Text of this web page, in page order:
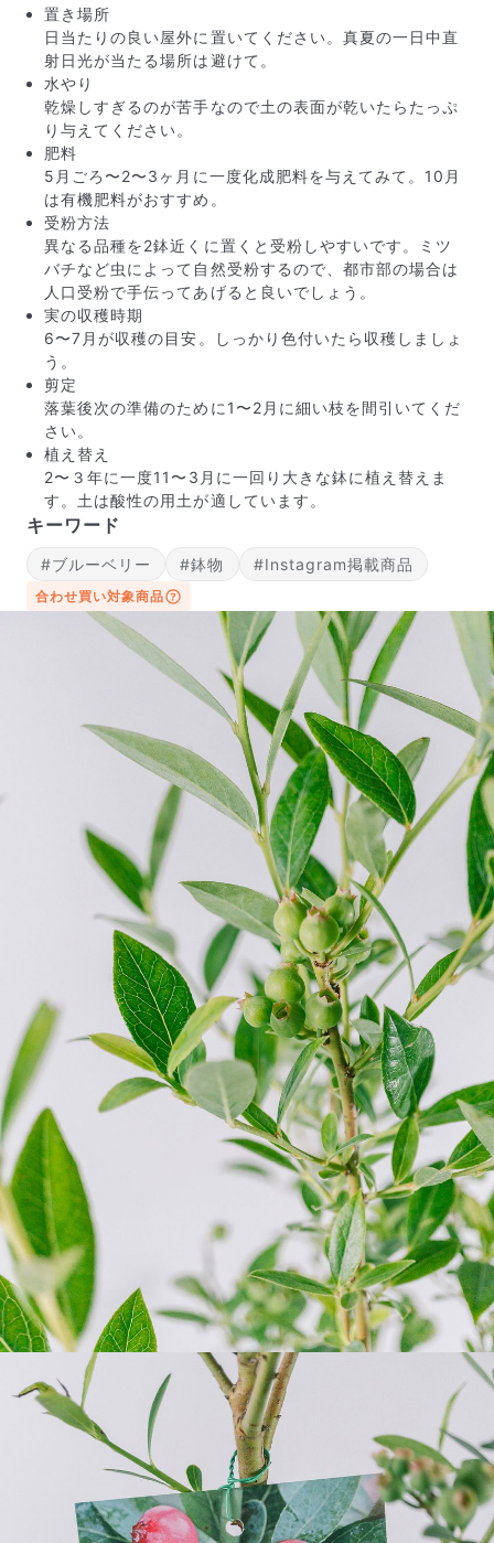
もし届いたお花に「枯れている」「折れている」などの
不備があった場合は、些細なことでもお気軽にサポート
までご連絡ください。ご返金にて補償いたします。
写真と同じものが届く？
商品ページに掲載している写真は、実際にお届けする商
品を撮影したものです。お花は生き物なので、どうして
も色味やサイズ・咲き方に個体差はありますが、できる
だけ写真のイメージに近いものをお届けできるように人
の目でチェックをしています。
よくある質問
Q. 毎月自動でお花が届くサービスですか？
いいえ、毎月自動でお届けするサービスではありません。好
きな時に好きな花をご注文いただけます。
Q. 配送できないエリアはありますか？
ただいま沖縄・離島エリアへの配送には対応しておりませ
ん。ご了承ください。
Q. 配送日時は指定できますか？
お花をベストなタイミングで発送しているため、お届け日の
指定はできません。受け取り時間帯は、発送後にクロネコヤ
マトのアプリから変更可能です。
Q. 注文後にキャンセルできますか？
ご注文後一定時間内であればキャンセル可能です。
置き場所
日当たりの良い屋外に置いてください。真夏の一日中直
射日光が当たる場所は避けて。
水やり
乾燥しすぎるのが苦手なので土の表面が乾いたらたっぷ
り与えてください。
肥料
5月ごろ〜2〜3ヶ月に一度化成肥料を与えてみて。10月
は有機肥料がおすすめ。
受粉方法
異なる品種を2鉢近くに置くと受粉しやすいです。ミツ
バチなど虫によって自然受粉するので、都市部の場合は
人口受粉で手伝ってあげると良いでしょう。
実の収穫時期
6〜7月が収穫の目安。しっかり色付いたら収穫しましょ
う。
剪定
落葉後次の準備のために1〜2月に細い枝を間引いてくだ
さい。
植え替え
2〜３年に一度11〜3月に一回り大きな鉢に植え替えま
す。土は酸性の用土が適しています。
キーワード
#ブルーベリー #鉢物 #Instagram掲載商品
合わせ買い対象商品